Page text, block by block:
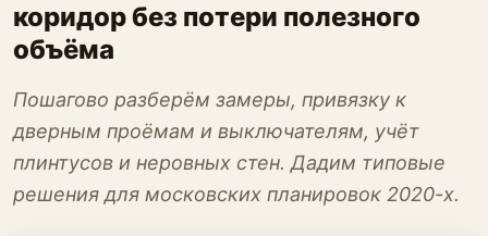
коридор без потери полезного
объёма
Пошагово разберём замеры, привязку к
дверным проёмам и выключателям, учёт
плинтусов и неровных стен. Дадим типовые
решения для московских планировок 2020-х.